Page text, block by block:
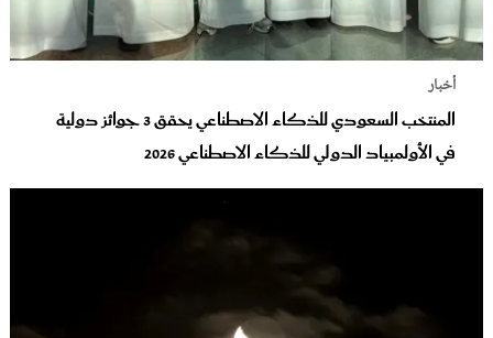
أخبار
المنتخب السعودي للذكاء الاصطناعي يحقق 3 جوائز دولية
في الأولمبياد الدولي للذكاء الاصطناعي 2026